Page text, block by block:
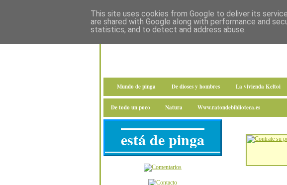
Mundo de pinga De dioses y hombres La vivienda Keltoi
De todo un poco Natura Www.ratondebiblioteca.es
está de pinga
This site uses cookies from Google to deliver its
are shared with Google along with performance and
statistics, and to detect and address abuse.